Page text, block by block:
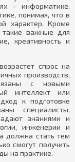
- информатике,
понимая, что в
характер. Кроме
такие важные для
креативность и
спрос на
производств,
с новыми
интеллект или
к подготовке
специалисты,
знаниями и
инженерии и
должна стать тем
смогут получить
на практике.